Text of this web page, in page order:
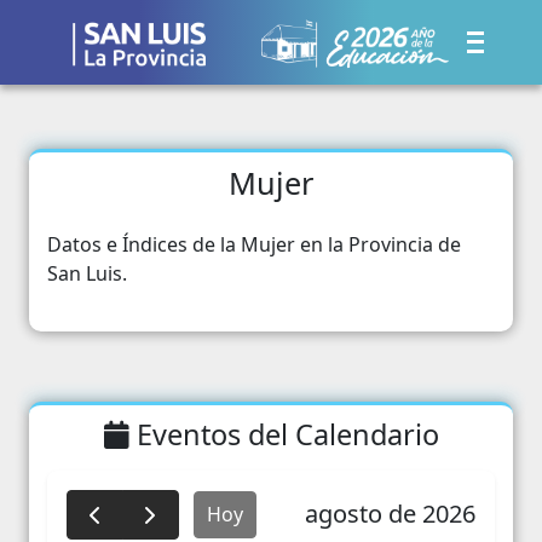
Mujer
Datos e Índices de la Mujer en la Provincia de
San Luis.
Eventos del Calendario
Hoy agosto de 2026